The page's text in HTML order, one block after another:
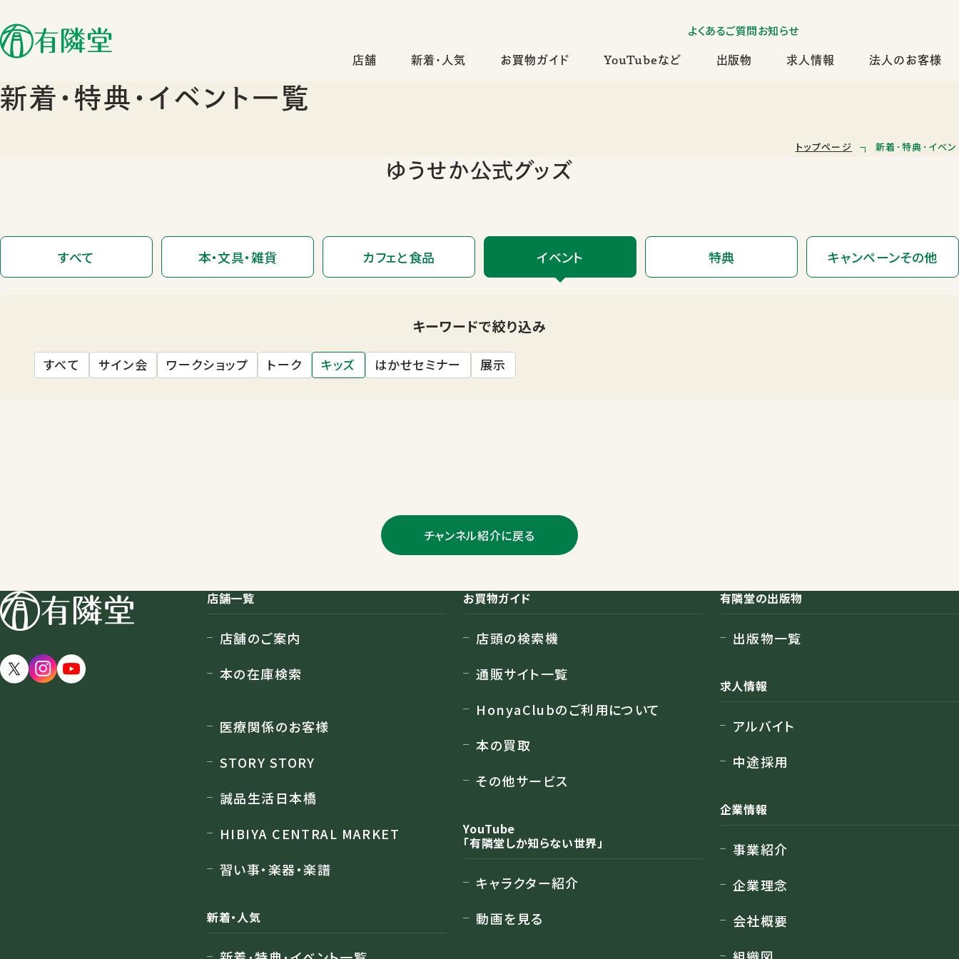
よくあるご質問お知らせ
店舗 新着・人気 お買物ガイド YouTubeなど 出版物 求人情報 法人のお客様
店舗一覧
新着･特典･イベント一覧
トップページ 新着･特典･イベン
ゆうせか公式グッズ
すべて 本・文具・雑貨 カフェと食品 イベント 特典 キャンペーンその他
キーワードで絞り込み
すべて サイン会 ワークショップ トーク キッズ はかせセミナー 展示
チャンネル紹介に戻る
店舗一覧
店舗のご案内
本の在庫検索
医療関係のお客様
STORY STORY
誠品生活日本橋
HIBIYA CENTRAL MARKET
習い事・楽器・楽譜
新着・人気
お買物ガイド
店頭の検索機
通販サイト一覧
HonyaClubのご利用について
本の買取
その他サービス
YouTube
「有隣堂しか知らない世界」
キャラクター紹介
動画を見る
有隣堂の出版物
出版物一覧
求人情報
アルバイト
中途採用
企業情報
事業紹介
企業理念
会社概要